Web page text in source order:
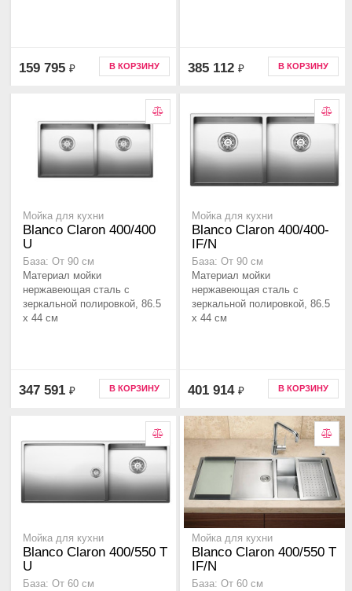
159 795 ₽ В КОРЗИНУ 385 112 ₽ В КОРЗИНУ
Мойка для кухни
Blanco Claron 400/400
U
База: От 90 см
Материал мойки
нержавеющая сталь с
зеркальной полировкой, 86.5
x 44 см
347 591 ₽ В КОРЗИНУ
Мойка для кухни
Blanco Claron 400/400-
IF/N
База: От 90 см
Материал мойки
нержавеющая сталь с
зеркальной полировкой, 86.5
x 44 см
401 914 ₽ В КОРЗИНУ
Мойка для кухни
Blanco Claron 400/550 T
U
База: От 60 см
Мойка для кухни
Blanco Claron 400/550 Т
IF/N
База: От 60 см